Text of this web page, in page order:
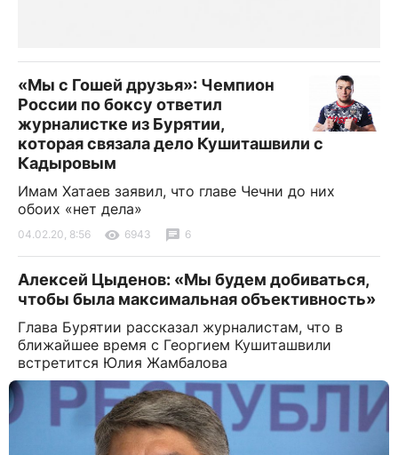
«Мы с Гошей друзья»: Чемпион
России по боксу ответил
журналистке из Бурятии,
которая связала дело Кушиташвили с
Кадыровым
Имам Хатаев заявил, что главе Чечни до них
обоих «нет дела»
04.02.20, 8:56 6943 6
Алексей Цыденов: «Мы будем добиваться,
чтобы была максимальная объективность»
Глава Бурятии рассказал журналистам, что в
ближайшее время с Георгием Кушиташвили
встретится Юлия Жамбалова